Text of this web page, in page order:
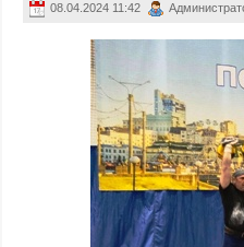
08.04.2024 11:42